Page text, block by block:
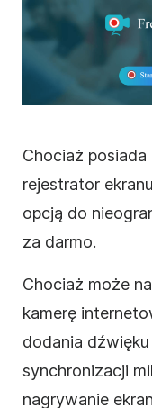
Chociaż
rejestrator
opcją do
za darmo.
Chociaż może
kamerę
dodania
synchronizacji
nagrywanie